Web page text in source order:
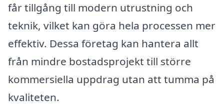
får tillgång till modern utrustning och
teknik, vilket kan göra hela processen mer
effektiv. Dessa företag kan hantera allt
från mindre bostadsprojekt till större
kommersiella uppdrag utan att tumma på
kvaliteten.